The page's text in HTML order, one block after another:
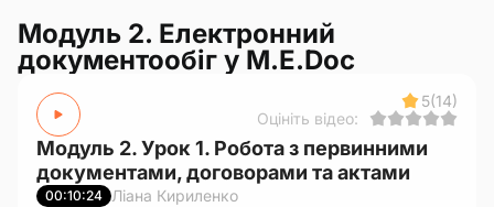
Модуль 2. Електронний
документообіг у M.E.Doc
5(14)
Оцініть відео:
Модуль 2. Урок 1. Робота з первинними
документами, договорами та актами
00:10:24 Ліана Кириленко